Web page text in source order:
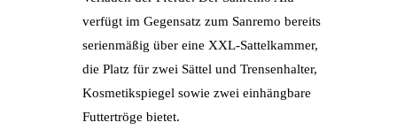
verfügt im Gegensatz zum Sanremo bereits
serienmäßig über eine XXL-Sattelkammer,
die Platz für zwei Sättel und Trensenhalter,
Kosmetikspiegel sowie zwei einhängbare
Futtertröge bietet.